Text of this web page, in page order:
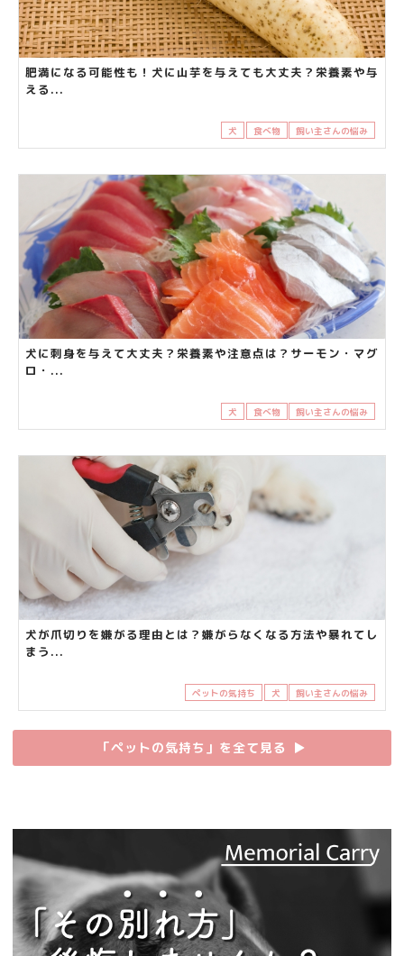
肥満になる可能性も！犬に山芋を与えても大丈夫？栄養素や与
える...
犬 食べ物 飼い主さんの悩み
犬に刺身を与えて大丈夫？栄養素や注意点は？サーモン・マグ
ロ・...
犬 食べ物 飼い主さんの悩み
犬が爪切りを嫌がる理由とは？嫌がらなくなる方法や暴れてし
まう...
ペットの気持ち 犬 飼い主さんの悩み
「ペットの気持ち」を全て見る ▶︎